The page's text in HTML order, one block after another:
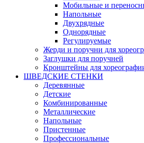
Мобильные и
Напольные
Двухрядные
Однорядные
Регулируемые
Жерди и поручни для
Заглушки для поручней
Кронштейны для
ШВЕДСКИЕ СТЕНКИ
Деревянные
Детские
Комбинированные
Металлические
Напольные
Пристенные
Профессиональные